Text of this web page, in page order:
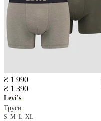
₴ 1 990
₴ 1 390
Levi's
Труси
S M L XL